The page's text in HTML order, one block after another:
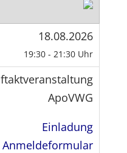
18.08.2026
19:30 - 21:30 Uhr
ApoVWG
Einladung
Anmeldeformular